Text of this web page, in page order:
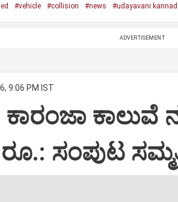
#vehicle #collision #news #udayavani
ADVERTISEMENT
9:06 PM IST
ಕಾರಂಜಾ ಕಾಲುವೆ
ಸಂಪುಟ